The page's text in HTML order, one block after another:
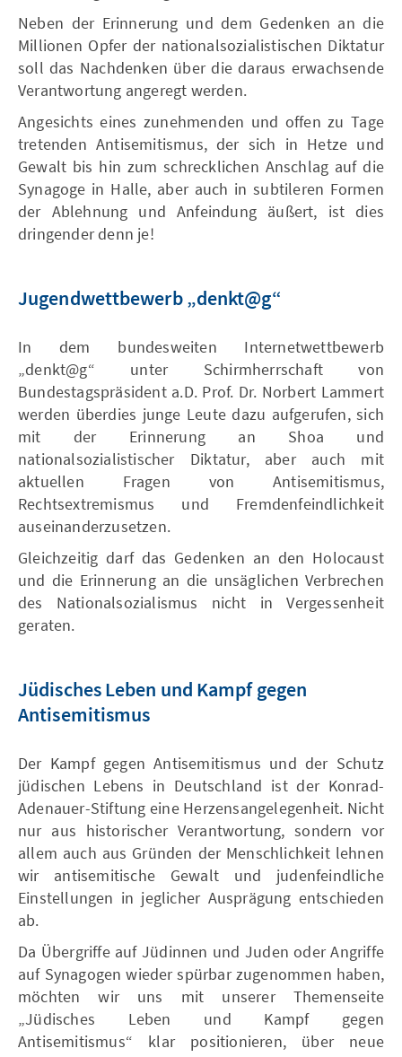
Neben der Erinnerung und dem Gedenken an die
Millionen Opfer der nationalsozialistischen Diktatur
soll das Nachdenken über die daraus erwachsende
Verantwortung angeregt werden.
Angesichts eines zunehmenden und offen zu Tage
tretenden Antisemitismus, der sich in Hetze und
Gewalt bis hin zum schrecklichen Anschlag auf die
Synagoge in Halle, aber auch in subtileren Formen
der Ablehnung und Anfeindung äußert, ist dies
dringender denn je!
Jugendwettbewerb „denkt@g“
In dem bundesweiten Internetwettbewerb
„denkt@g“ unter Schirmherrschaft von
Bundestagspräsident a.D. Prof. Dr. Norbert Lammert
werden überdies junge Leute dazu aufgerufen, sich
mit der Erinnerung an Shoa und
nationalsozialistischer Diktatur, aber auch mit
aktuellen Fragen von Antisemitismus,
Rechtsextremismus und Fremdenfeindlichkeit
auseinanderzusetzen.
Gleichzeitig darf das Gedenken an den Holocaust
und die Erinnerung an die unsäglichen Verbrechen
des Nationalsozialismus nicht in Vergessenheit
geraten.
Jüdisches Leben und Kampf gegen
Antisemitismus
Der Kampf gegen Antisemitismus und der Schutz
jüdischen Lebens in Deutschland ist der Konrad-
Adenauer-Stiftung eine Herzensangelegenheit. Nicht
nur aus historischer Verantwortung, sondern vor
allem auch aus Gründen der Menschlichkeit lehnen
wir antisemitische Gewalt und judenfeindliche
Einstellungen in jeglicher Ausprägung entschieden
ab.
Da Übergriffe auf Jüdinnen und Juden oder Angriffe
auf Synagogen wieder spürbar zugenommen haben,
möchten wir uns mit unserer Themenseite
„Jüdisches Leben und Kampf gegen
Antisemitismus“ klar positionieren, über neue